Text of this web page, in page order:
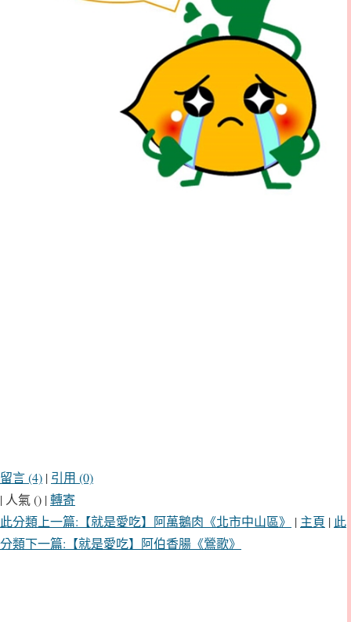
留言 (4) | 引用 (0)
| 人氣 () |轉寄
此分類上一篇:【就是愛吃】阿萬鵝肉《北市中山區》
| 主頁 | 此
分類下一篇:【就是愛吃】阿伯香腸《鶯歌》